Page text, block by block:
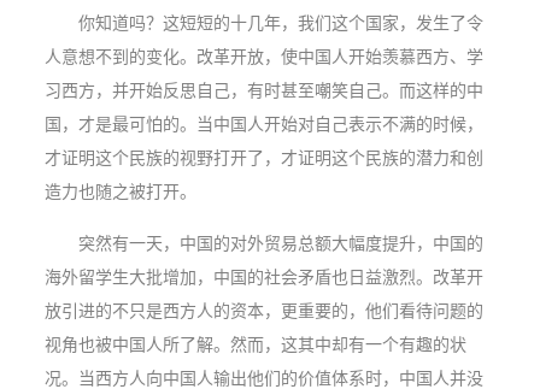
你知道吗？这短短的十几年，我们这个国家，发生了令
人意想不到的变化。改革开放，使中国人开始羡慕西方、学
习西方，并开始反思自己，有时甚至嘲笑自己。而这样的中
国，才是最可怕的。当中国人开始对自己表示不满的时候，
才证明这个民族的视野打开了，才证明这个民族的潜力和创
造力也随之被打开。
突然有一天，中国的对外贸易总额大幅度提升，中国的
海外留学生大批增加，中国的社会矛盾也日益激烈。改革开
放引进的不只是西方人的资本，更重要的，他们看待问题的
视角也被中国人所了解。然而，这其中却有一个有趣的状
况。当西方人向中国人输出他们的价值体系时，中国人并没